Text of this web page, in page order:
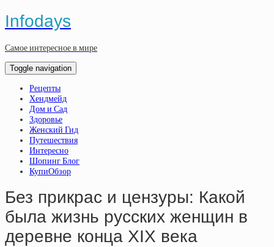
Infodays
Самое интересное в мире
Toggle navigation
Рецепты
Хендмейд
Дом и Сад
Здоровье
Женский Гид
Путешествия
Интересно
Шопинг Блог
КупиОбзор
Без прикрас и цензуры: Какой
была жизнь русских женщин в
деревне конца XIX века